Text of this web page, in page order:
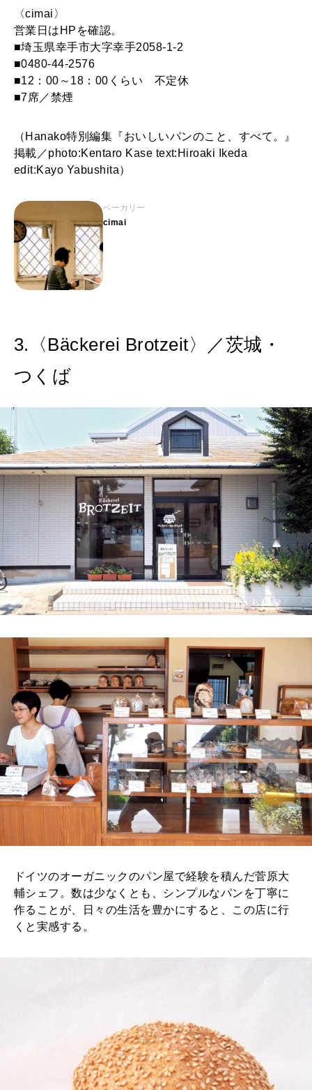
〈cimai〉
営業日はHPを確認。
■埼玉県幸手市大字幸手2058-1-2
■0480-44-2576
■12：00～18：00くらい 不定休
■7席／禁煙
（Hanako特別編集『おいしいパンのこと、すべて。』
掲載／photo:Kentaro Kase text:Hiroaki Ikeda
edit:Kayo Yabushita）
ベーカリー
cimai
3.〈Bäckerei Brotzeit〉／茨城・
つくば
ドイツのオーガニックのパン屋で経験を積んだ菅原大
輔シェフ。数は少なくとも、シンプルなパンを丁寧に
作ることが、日々の生活を豊かにすると、この店に行
くと実感する。